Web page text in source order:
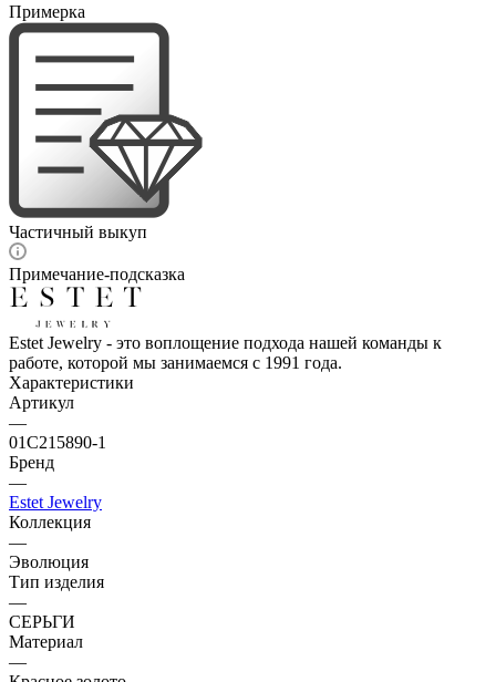
Примерка
Частичный выкуп
Примечание-подсказка
Estet Jewelry - это воплощение подхода нашей команды к
работе, которой мы занимаемся с 1991 года.
Характеристики
Артикул
—
01С215890-1
Бренд
—
Estet Jewelry
Коллекция
—
Эволюция
Тип изделия
—
СЕРЬГИ
Материал
—